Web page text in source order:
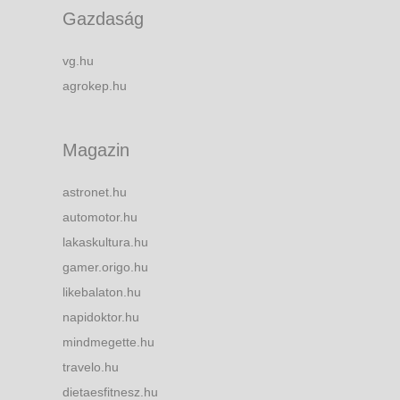
Gazdaság
vg.hu
agrokep.hu
Magazin
astronet.hu
automotor.hu
lakaskultura.hu
gamer.origo.hu
likebalaton.hu
napidoktor.hu
mindmegette.hu
travelo.hu
dietaesfitnesz.hu